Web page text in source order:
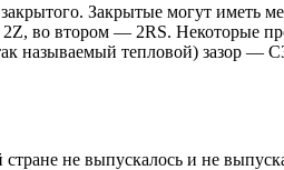
Закрытые могут иметь
во втором — 2RS. Некоторые
называемый тепловой) зазор —
не выпускалось и не